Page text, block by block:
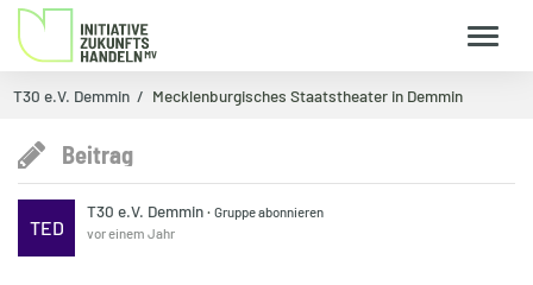
T30 e.V. Demmin Mecklenburgisches Staatstheater in Demmin
Beitrag
TED
T30 e.V. Demmin·Gruppe abonnieren
vor einem Jahr